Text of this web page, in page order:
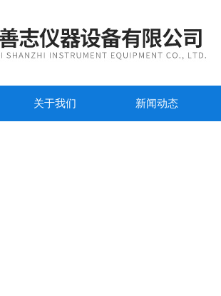
关于我们 新闻动态